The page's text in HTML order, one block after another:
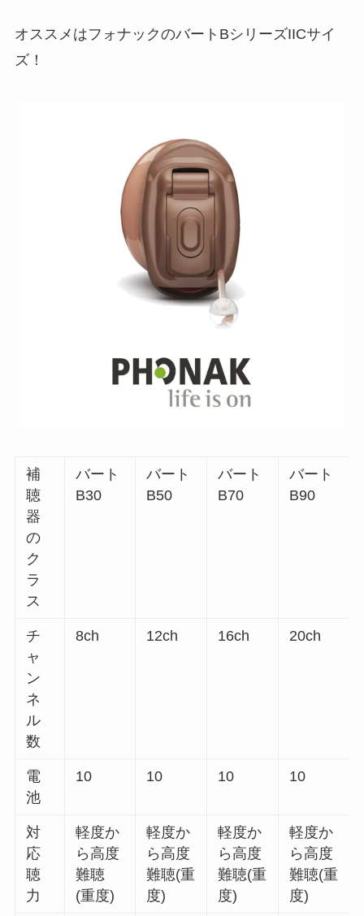
オススメはフォナックのバートBシリーズIICサイ
ズ！
補
聴
器
の
ク
ラ
ス
バート
B30
バート
B50
バート
B70
バート
B90
チ
ャ
ン
ネ
ル
数
8ch 12ch 16ch 20ch
電
池
10 10 10 10
対
応
聴
力
軽度か
ら高度
難聴
(重度)
軽度か
ら高度
難聴(重
度)
軽度か
ら高度
難聴(重
度)
軽度か
ら高度
難聴(重
度)